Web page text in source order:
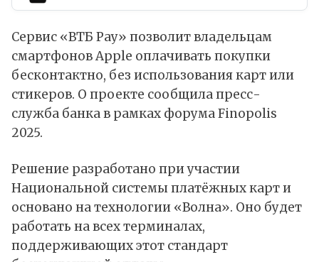
Сервис «ВТБ Pay» позволит владельцам
смартфонов Apple оплачивать покупки
бесконтактно, без использования карт или
стикеров. О проекте сообщила пресс-
служба банка в рамках форума Finopolis
2025.
Решение разработано при участии
Национальной системы платёжных карт и
основано на технологии «Волна». Оно будет
работать на всех терминалах,
поддерживающих этот стандарт